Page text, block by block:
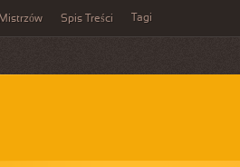
Mistrzów Spis Treści Tagi